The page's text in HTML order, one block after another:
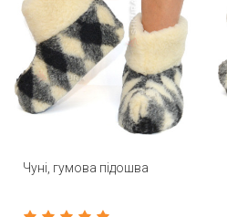
Чуні, гумова підошва